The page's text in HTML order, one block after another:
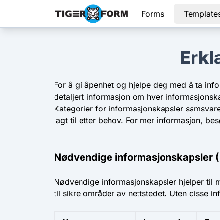
Forms
For å gi åpenhet og hjelpe deg med å ta
detaljert informasjon om hver
Kategorier for informasjonskapsler
lagt til etter behov. For mer informasjon,
Nødvendige informasjonskapsler
Nødvendige informasjonskapsler hjelper til
til sikre områder av nettstedet. Uten disse